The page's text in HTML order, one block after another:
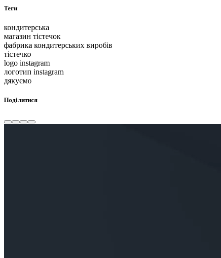
Теги
кондитерська
магазин тістечок
фабрика кондитерських виробів
тістечко
logo instagram
логотип instagram
дякуємо
Поділитися